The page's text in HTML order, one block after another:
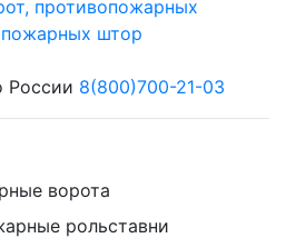
России 8(800)700-21-03
ворота
рольставни